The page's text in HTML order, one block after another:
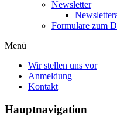
Newsletter
Formulare zum
Menü
Wir stellen uns vor
Anmeldung
Kontakt
Hauptnavigation